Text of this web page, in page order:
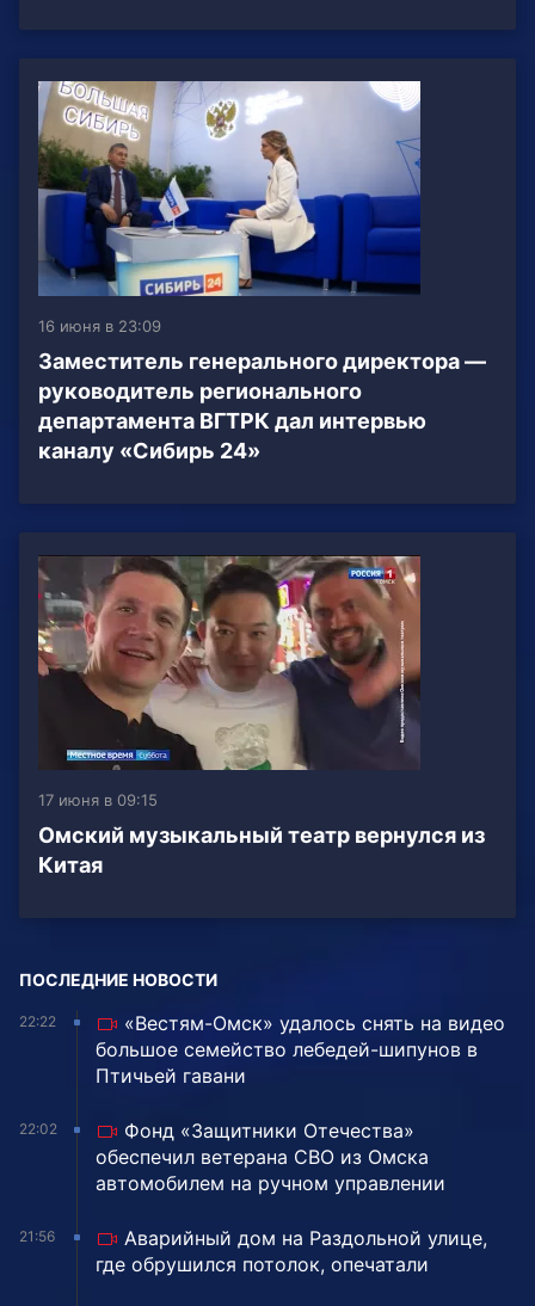
16 июня в 23:09
Заместитель генерального директора —
руководитель регионального
департамента ВГТРК дал интервью
каналу «Сибирь 24»
17 июня в 09:15
Омский музыкальный театр вернулся из
Китая
ПОСЛЕДНИЕ НОВОСТИ
22:22
«Вестям-Омск» удалось снять на видео
большое семейство лебедей-шипунов в
Птичьей гавани
22:02
Фонд «Защитники Отечества»
обеспечил ветерана СВО из Омска
автомобилем на ручном управлении
21:56
Аварийный дом на Раздольной улице,
где обрушился потолок, опечатали